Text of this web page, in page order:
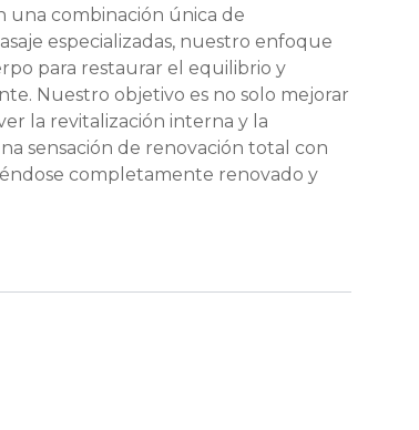
una combinación única de
especializadas, nuestro enfoque
para restaurar el equilibrio y
Nuestro objetivo es no solo mejorar
la revitalización interna y la
sensación de renovación total con
completamente renovado y